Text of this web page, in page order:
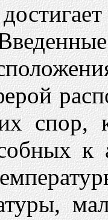
спор,
к